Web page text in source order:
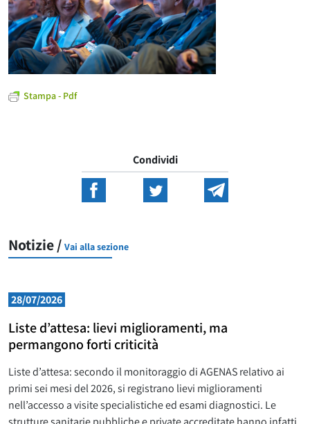
Stampa - Pdf
Condividi
Notizie / Vai alla sezione
28/07/2026
Liste d’attesa: lievi miglioramenti, ma
permangono forti criticità
Liste d’attesa: secondo il monitoraggio di AGENAS relativo ai
primi sei mesi del 2026, si registrano lievi miglioramenti
nell’accesso a visite specialistiche ed esami diagnostici. Le